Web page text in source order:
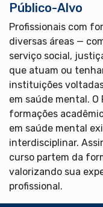
Público-Alvo
Profissionais com
diversas áreas —
serviço social,
que atuam ou
instituições
em saúde mental.
formações
em saúde mental
interdisciplinar.
curso partem da
valorizando sua
profissional.